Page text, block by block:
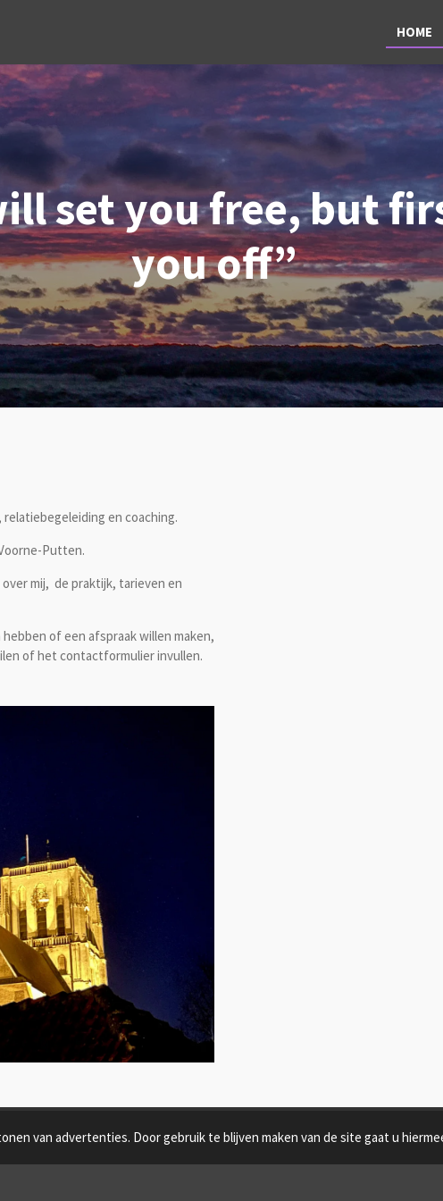
van advertenties. Door gebruik te blijven maken van de site gaat u
HOME
set you free, but
you off”
relatiebegeleiding en coaching.
Putten.
mij, de praktijk, tarieven en
of een afspraak willen maken,
of het contactformulier invullen.